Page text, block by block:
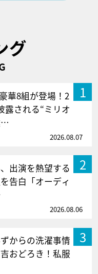
グ
1
華8組が登場！2
露される“ミリオ
…
2026.08.07
2
出演を熱望する
告白「オーディ
2026.08.06
3
からの洗濯事情
おどろき！私服